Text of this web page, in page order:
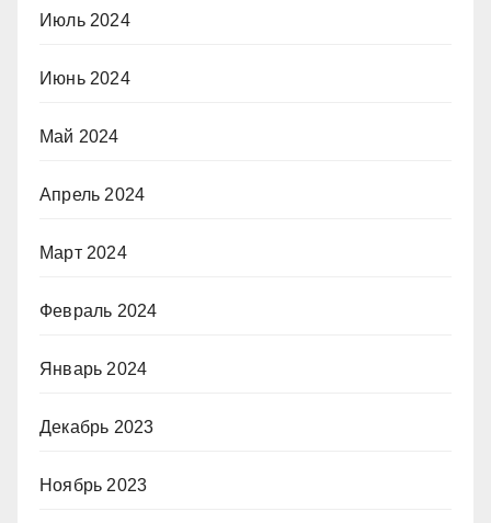
Июль 2024
Июнь 2024
Май 2024
Апрель 2024
Март 2024
Февраль 2024
Январь 2024
Декабрь 2023
Ноябрь 2023